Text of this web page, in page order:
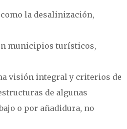
la desalinización,
municipios turísticos,
visión integral y criterios de
de algunas
o por añadidura, no